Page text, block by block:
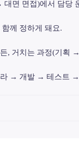
면 면접)에서 담당
께 정하게 돼요.
, 거치는 과정(기획
→ 개발 → 테스트